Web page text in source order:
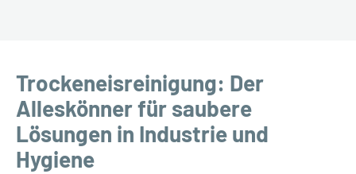
Trockeneisreinigung: Der
Alleskönner für saubere
Lösungen in Industrie und
Hygiene